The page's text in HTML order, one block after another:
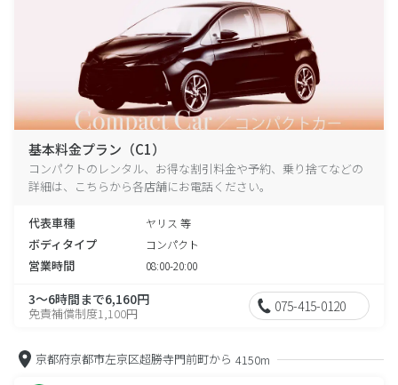
基本料金プラン（C1）
コンパクトのレンタル、お得な割引料金や予約、乗り捨てなどの
詳細は、こちらから各店舗にお電話ください。
代表車種 ヤリス 等
ボディタイプ コンパクト
営業時間 08:00-20:00
3～6時間まで6,160円
免責補償制度1,100円 075-415-0120
京都府京都市左京区超勝寺門前町から 4150m